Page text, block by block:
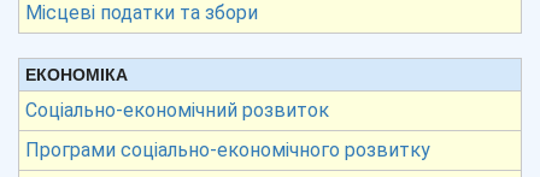
Місцеві податки та збори
ЕКОНОМІКА
Соціально-економічний розвиток
Програми соціально-економічного розвитку